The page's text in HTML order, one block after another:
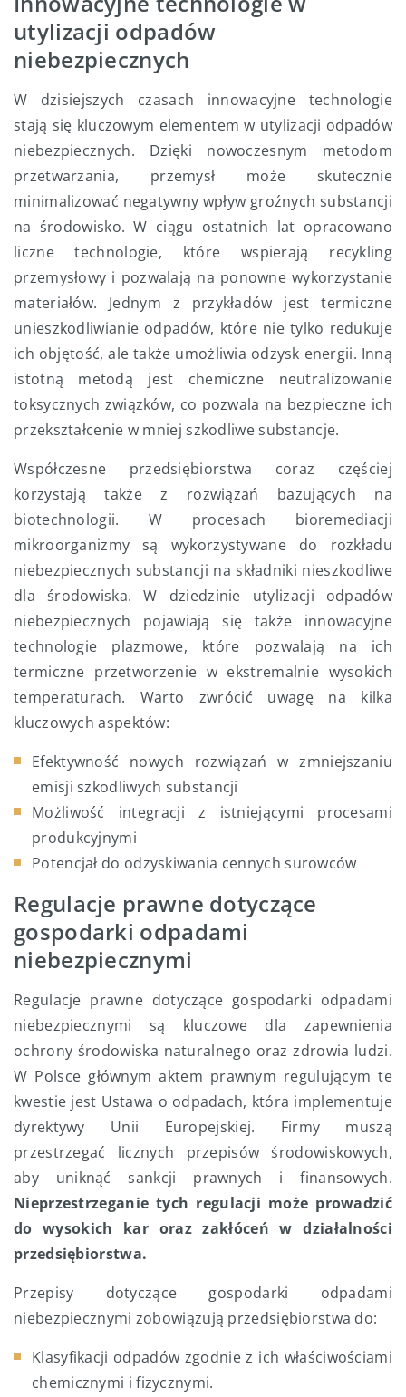
utylizacji odpadów
niebezpiecznych
W dzisiejszych czasach innowacyjne technologie
stają się kluczowym elementem w utylizacji odpadów
niebezpiecznych. Dzięki nowoczesnym metodom
przetwarzania, przemysł może skutecznie
minimalizować negatywny wpływ groźnych substancji
na środowisko. W ciągu ostatnich lat opracowano
liczne technologie, które wspierają recykling
przemysłowy i pozwalają na ponowne wykorzystanie
materiałów. Jednym z przykładów jest termiczne
unieszkodliwianie odpadów, które nie tylko redukuje
ich objętość, ale także umożliwia odzysk energii. Inną
istotną metodą jest chemiczne neutralizowanie
toksycznych związków, co pozwala na bezpieczne ich
przekształcenie w mniej szkodliwe substancje.
Współczesne przedsiębiorstwa coraz częściej
korzystają także z rozwiązań bazujących na
biotechnologii. W procesach bioremediacji
mikroorganizmy są wykorzystywane do rozkładu
niebezpiecznych substancji na składniki nieszkodliwe
dla środowiska. W dziedzinie utylizacji odpadów
niebezpiecznych pojawiają się także innowacyjne
technologie plazmowe, które pozwalają na ich
termiczne przetworzenie w ekstremalnie wysokich
temperaturach. Warto zwrócić uwagę na kilka
kluczowych aspektów:
Efektywność nowych rozwiązań w zmniejszaniu
emisji szkodliwych substancji
Możliwość integracji z istniejącymi procesami
produkcyjnymi
Potencjał do odzyskiwania cennych surowców
Regulacje prawne dotyczące
gospodarki odpadami
niebezpiecznymi
Regulacje prawne dotyczące gospodarki odpadami
niebezpiecznymi są kluczowe dla zapewnienia
ochrony środowiska naturalnego oraz zdrowia ludzi.
W Polsce głównym aktem prawnym regulującym te
kwestie jest Ustawa o odpadach, która implementuje
dyrektywy Unii Europejskiej. Firmy muszą
przestrzegać licznych przepisów środowiskowych,
aby uniknąć sankcji prawnych i finansowych.
Nieprzestrzeganie tych regulacji może prowadzić
do wysokich kar oraz zakłóceń w działalności
przedsiębiorstwa.
Przepisy dotyczące gospodarki odpadami
niebezpiecznymi zobowiązują przedsiębiorstwa do:
Klasyfikacji odpadów zgodnie z ich właściwościami
chemicznymi i fizycznymi.